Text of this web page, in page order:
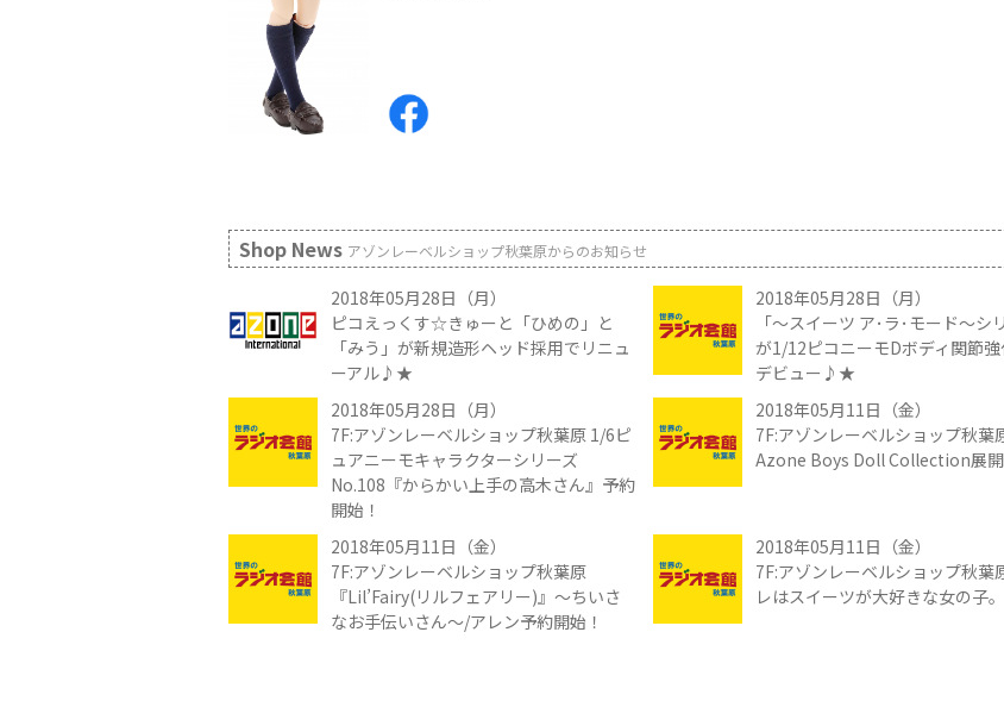
Shop News アゾンレーベルショップ秋葉原からのお知らせ
2018年05月28日（月）
ピコえっくす☆きゅーと「ひめの」と
「みう」が新規造形ヘッド採用でリニュ
ーアル♪★
2018年05月28日（月）
「～スイーツ ア･ラ･モード～シ
が1/12ピコニーモDボディ関節
デビュー♪★
2018年05月28日（月）
7F:アゾンレーベルショップ秋葉原 1/6ピ
ュアニーモキャラクターシリーズ
No.108『からかい上手の高木さん』予約
開始！
2018年05月11日（金）
7F:アゾンレーベルショップ秋葉
Azone Boys Doll Collection展開
2018年05月11日（金）
7F:アゾンレーベルショップ秋葉原
『Lil’Fairy(リルフェアリー)』～ちいさ
なお手伝いさん～/アレン予約開始！
2018年05月11日（金）
7F:アゾンレーベルショップ秋葉
レはスイーツが大好きな女の子。